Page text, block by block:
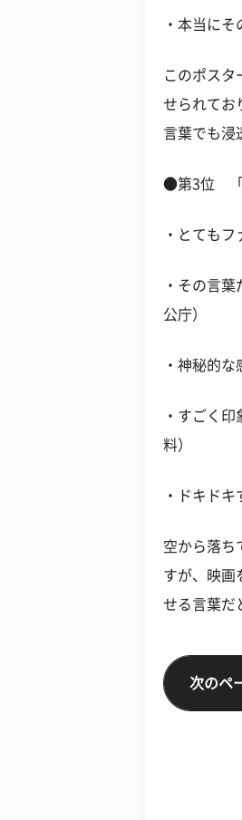
・本当に
このポスタ
せられてお
言葉でも浸
●第3位 「
・とても
・その言
公庁）
・神秘的
・すごく
料）
・ドキド
空から落ち
すが、映画
せる言葉だ
次のペ